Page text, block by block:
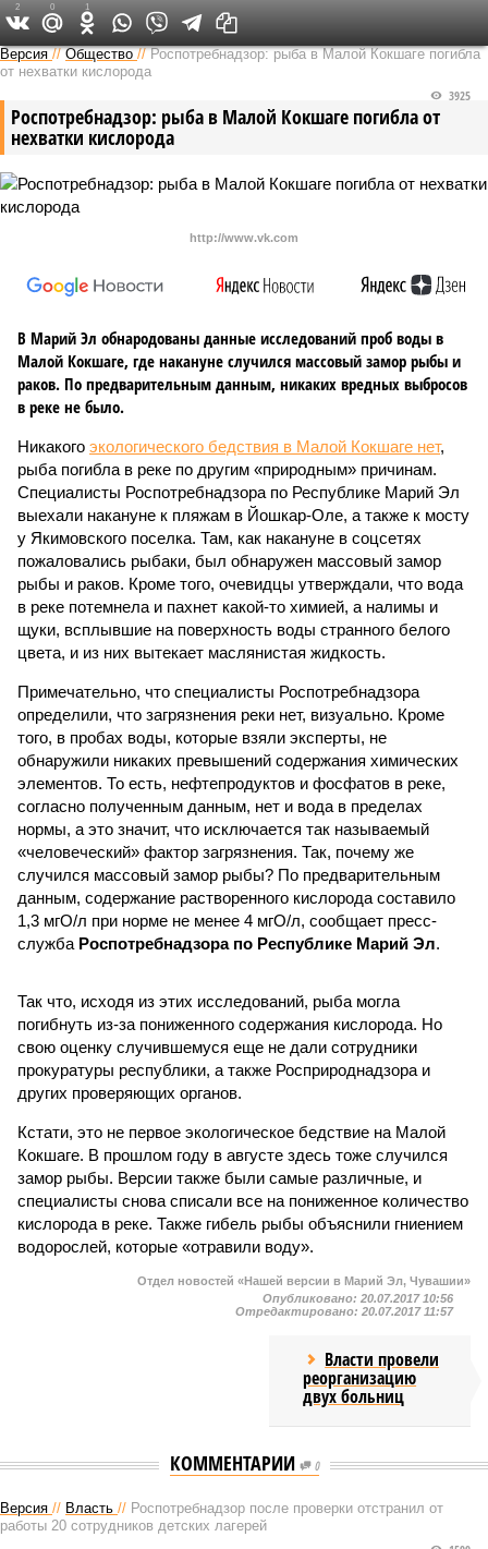
Версия в Чувашии
Версия //Общество //Роспотребнадзор: рыба в Малой Кокшаге погибла
от нехватки кислорода
Роспотребнадзор: рыба в Малой Кокшаге погибла от
нехватки кислорода
3925
http://www.vk.com
В Марий Эл обнародованы данные исследований проб воды в
Малой Кокшаге, где накануне случился массовый замор рыбы и
раков. По предварительным данным, никаких вредных выбросов
в реке не было.
Никакого экологического бедствия в Малой Кокшаге нет,
рыба погибла в реке по другим «природным» причинам.
Специалисты Роспотребнадзора по Республике Марий Эл
выехали накануне к пляжам в Йошкар-Оле, а также к мосту
у Якимовского поселка. Там, как накануне в соцсетях
пожаловались рыбаки, был обнаружен массовый замор
рыбы и раков. Кроме того, очевидцы утверждали, что вода
в реке потемнела и пахнет какой-то химией, а налимы и
щуки, всплывшие на поверхность воды странного белого
цвета, и из них вытекает маслянистая жидкость.
Примечательно, что специалисты Роспотребнадзора
определили, что загрязнения реки нет, визуально. Кроме
того, в пробах воды, которые взяли эксперты, не
обнаружили никаких превышений содержания химических
элементов. То есть, нефтепродуктов и фосфатов в реке,
согласно полученным данным, нет и вода в пределах
нормы, а это значит, что исключается так называемый
«человеческий» фактор загрязнения. Так, почему же
случился массовый замор рыбы? По предварительным
данным, содержание растворенного кислорода составило
1,3 мгО/л при норме не менее 4 мгО/л, сообщает пресс-
служба Роспотребнадзора по Республике Марий Эл.
Так что, исходя из этих исследований, рыба могла
погибнуть из-за пониженного содержания кислорода. Но
свою оценку случившемуся еще не дали сотрудники
прокуратуры республики, а также Росприроднадзора и
других проверяющих органов.
Кстати, это не первое экологическое бедствие на Малой
Кокшаге. В прошлом году в августе здесь тоже случился
замор рыбы. Версии также были самые различные, и
специалисты снова списали все на пониженное количество
кислорода в реке. Также гибель рыбы объяснили гниением
водорослей, которые «отравили воду».
2 0 1
Отдел новостей «Нашей версии в Марий Эл, Чувашии»
Опубликовано: 20.07.2017 10:56
Отредактировано: 20.07.2017 11:57
Власти провели
реорганизацию
двух больниц
КОММЕНТАРИИ 0
Версия // Власть // Роспотребнадзор после проверки отстранил от
работы 20 сотрудников детских лагерей